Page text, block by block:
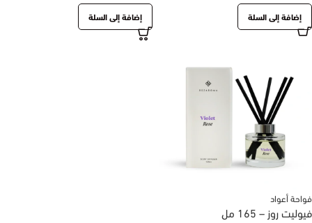
إضافة إلى السلة إضافة إلى السلة
فواحة أعواد
فيوليت روز – 165 مل